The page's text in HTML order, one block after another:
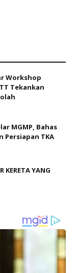
Workshop
Tekankan
MGMP, Bahas
Persiapan TKA
KERETA YANG